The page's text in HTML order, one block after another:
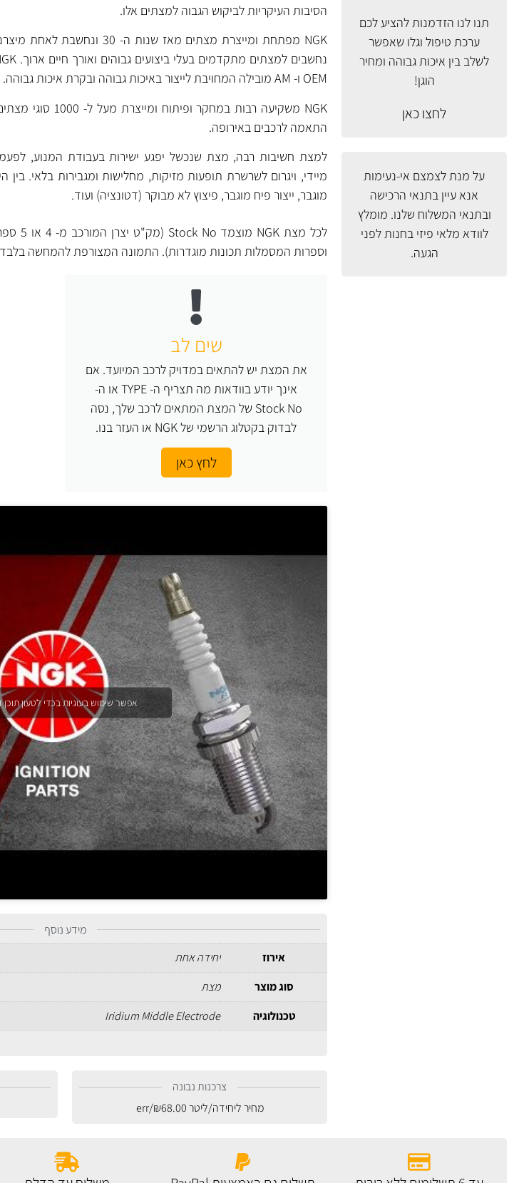
תנו לנו הזדמנות להציע לכם
ערכת טיפול וגלו שאפשר
לשלב בין איכות גבוהה ומחיר
הוגן!
לחצו כאן
על מנת לצמצם אי-נעימות
אנא עיין בתנאי הרכישה
ובתנאי המשלוח שלנו. מומלץ
לוודא מלאי פיזי בחנות לפני
הגעה.
הסיבות העיקריות לביקוש הגבוה למצתים אלו.
OEM ו- AM מובילה המחויבת לייצור באיכות גבוהה ובקרת איכות גבוהה.
התאמה לרכבים באירופה.
למצת חשיבות רבה, מצת שנכשל יפגע ישירות בעבודת המנוע,
מיידי, ויגרום לשרשרת תופעות מזיקות, מחלישות ומגבירות בלאי. בין
מוגבר, ייצור פיח מוגבר, פיצוץ לא מבוקר (דטונציה) ועוד.
וספרות המסמלות תכונות מוגדרות). התמונה המצורפת להמחשה
שים לב
את המצת יש להתאים במדויק לרכב המיועד. אם
אינך יודע בוודאות מה תצריף ה- TYPE או ה-
Stock No של המצת המתאים לרכב שלך, נסה
לבדוק בקטלוג הרשמי של NGK או העזר בנו.
לחץ כאן
אפשר שימוש בעוגיות בכדי לטעון תוכן
מידע נוסף
אירוז
יחידה אחת
סוג מוצר
מצת
טכנולוגיה
Iridium Middle Electrode
צרכנות נבונה
מחיר ליחידה/ליטר
₪68.00
/err